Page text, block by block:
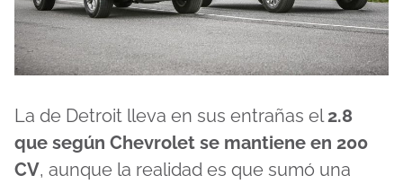
La de Detroit lleva en sus entrañas el2.8
que según Chevrolet se mantiene en 200
CV, aunque la realidad es que sumó una